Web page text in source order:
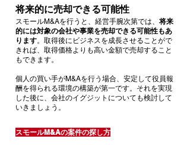
将来的に売却できる可能性
スモールM&Aを行うと、経営手腕次第では、 将来
的には対象の会社や事業を売却できる可能性もあ
ります。取得後にビジネスを成長させることがで
きれば、取得価格よりも高い金額で売却すること
もできます。
個人の買い手がM&Aを行う場合、安定して役員報
酬を得られる環境の構築が第一です。それを実現
した後に、会社のイグジットについても検討して
いきましょう。
スモールM&Aの案件の探し方